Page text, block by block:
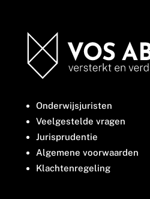
Onderwijsjuristen
Veelgestelde vragen
Jurisprudentie
Algemene voorwaarden
Klachtenregeling